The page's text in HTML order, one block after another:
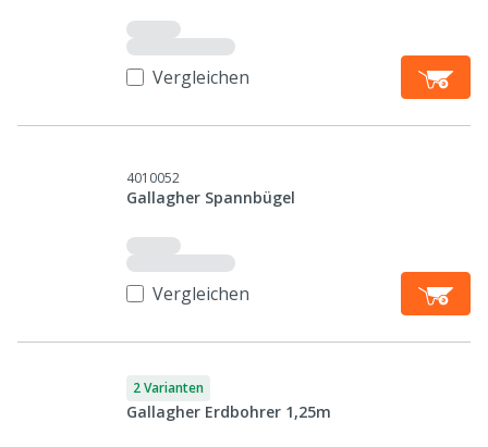
Vergleichen
4010052
Gallagher Spannbügel
Vergleichen
2 Varianten
Gallagher Erdbohrer 1,25m